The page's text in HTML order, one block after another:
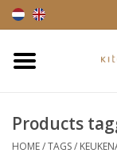
Cutting Boards
Products
HOME/TAGS/